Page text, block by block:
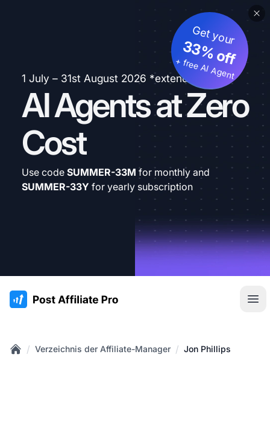
1 July – 31st August 2026 *extended
AI Agents at Zero
Cost
Get your
33% off
+ free AI Agent
Use code SUMMER-33M for monthly and
SUMMER-33Y for yearly subscription
:site.title
/ Verzeichnis der Affiliate-Manager / Jon Phillips